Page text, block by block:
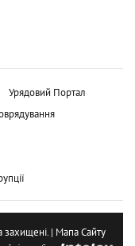
Урядовий Портал
захищені. | Мапа Сайту